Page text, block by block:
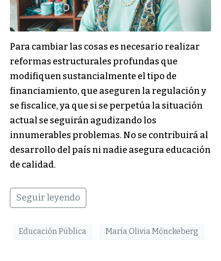
Para cambiar las cosas es necesario realizar
reformas estructurales profundas que
modifiquen sustancialmente el tipo de
financiamiento, que aseguren la regulación y
se fiscalice, ya que si se perpetúa la situación
actual se seguirán agudizando los
innumerables problemas. No se contribuirá al
desarrollo del país ni nadie asegura educación
de calidad.
Seguir leyendo
Educación Pública María Olivia Mönckeberg